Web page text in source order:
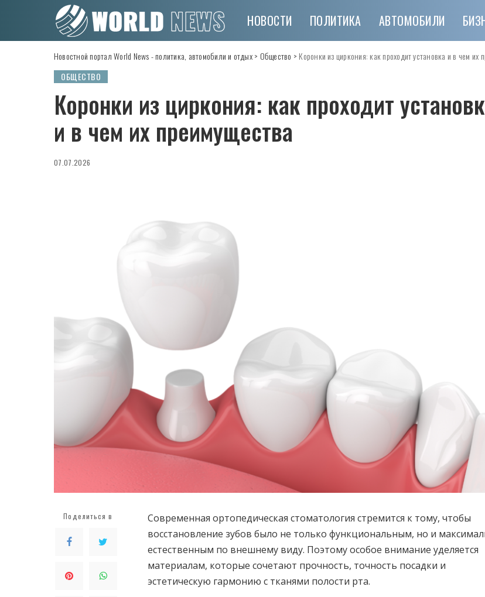
НОВОСТИ ПОЛИТИКА АВТОМОБИЛИ
Новостной портал World News - политика, автомобили и отдых> Общество > Коронки из циркония: как проходит установка и в чем их
ОБЩЕСТВО
Коронки из циркония: как проходит
и в чем их преимущества
07.07.2026
Поделиться в
Современная ортопедическая стоматология стремится к тому, чтобы
восстановление зубов было не только функциональным, но и
естественным по внешнему виду. Поэтому особое внимание уделяется
материалам, которые сочетают прочность, точность посадки и
эстетическую гармонию с тканями полости рта.